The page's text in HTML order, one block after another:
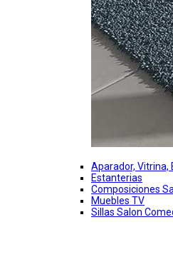
Aparador, Vitrina,
Estanterias
Composiciones
Muebles TV
Sillas Salon